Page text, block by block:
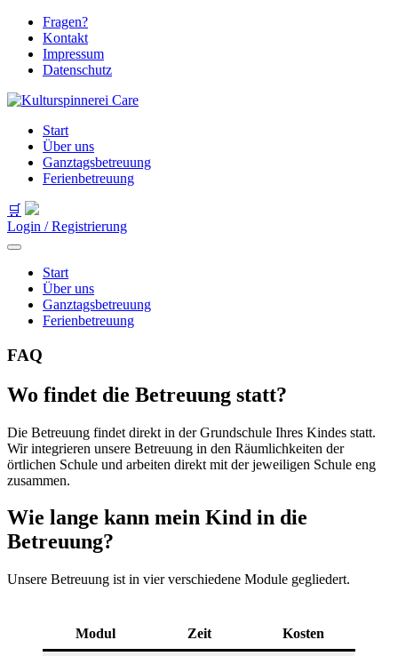
Fragen?
Kontakt
Impressum
Datenschutz
Start
Über uns
Ganztagsbetreuung
Ferienbetreuung
🛒
Login / Registrierung
Start
Über uns
Ganztagsbetreuung
Ferienbetreuung
FAQ
Wo findet die Betreuung statt?
Die Betreuung findet direkt in der Grundschule Ihres Kindes statt.
Wir integrieren unsere Betreuung in den Räumlichkeiten der
örtlichen Schule und arbeiten direkt mit der jeweiligen Schule eng
zusammen.
Wie lange kann mein Kind in die
Betreuung?
Unsere Betreuung ist in vier verschiedene Module gegliedert.
Modul Zeit Kosten